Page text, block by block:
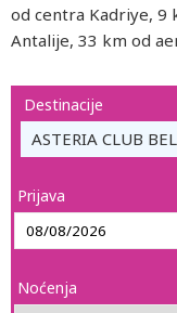
od centra Kadriye, 9
Antalije, 33 km od
Destinacije
ASTERIA CLUB
Prijava
Noćenja